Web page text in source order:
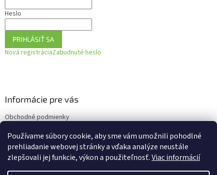
Používame súbory cookie, aby sme vám umožnili pohodlné
prehliadanie webovej stránky a vďaka analýze neustále
zlepšovali jej funkcie, výkon a použiteľnosť.Viac informácií
Heslo
PRIHLÁSIŤ SA
Nová registráciaZabudnuté heslo
Informácie pre vás
Obchodné podmienky
Ako vrátiť tovar